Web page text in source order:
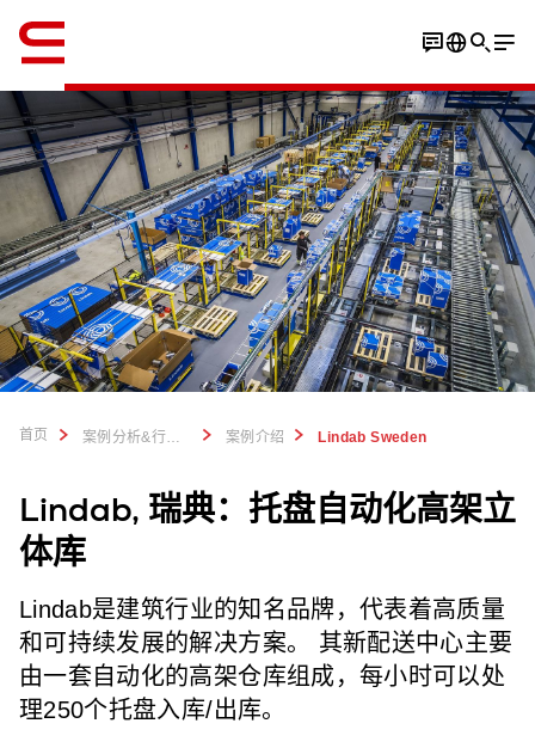
下载案例资料 PDF
首页 案例分析&行业洞察 案例介绍 Lindab Sweden
Lindab, 瑞典：托盘自动化高架立
体库
Lindab是建筑行业的知名品牌，代表着高质量
和可持续发展的解决方案。 其新配送中心主要
由一套自动化的高架仓库组成，每小时可以处
理250个托盘入库/出库。